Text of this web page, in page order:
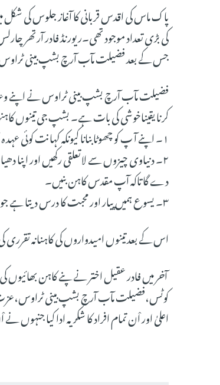
پاک ماس کی اقدس قربانی کا آغاز جلوس کی
کی بڑی تعداد موجود تھی۔ریورنڈ فادر آرتھر
جس کے بعد فضیلت مآب آرچ بشپ بینی
کرنا یقیناخوشی کی بات ہے۔ بشپ جی تینوں
۱۔ اپنے آ پ کو چھوٹابنانا کیونکہ کہانت کوئی عہد ہ نہیں بلکہ خدمت ہے اور خدمت حلیمی سے شروع ہوتی ہے۔
۲۔ دنیاوی چیزوں سے لاتعلقی رکھیں اور
دے گا تاکہ آپ مقدس کاہن بنیں۔
۳۔ یسوع ہمیں پیار اور محبت کا درس دیتا ہے جو ہمیں دوسروں کے ساتھ شئیر کرناہے۔
اس کے بعد تینوں امیدواروں کی کاہنانہ
آخر میں فادر عقیل اختر نے پنے کاہن
کوٹس،فضیلت مآب آرچ بشپ بینی ٹراوس،عزت
اعلیٰ اور اْن تمام افراد کا شکریہ ادا کیا جنہوں